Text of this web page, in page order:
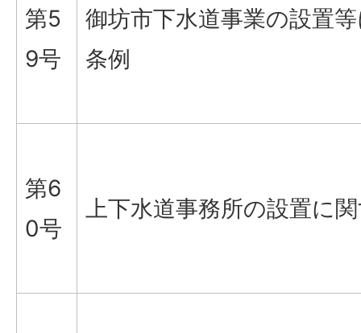
第5
9号
御坊市下水道事業の設置
条例
第6
0号
上下水道事務所の設置に